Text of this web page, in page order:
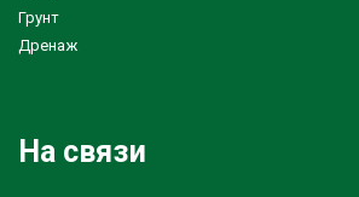
Грунт
Дренаж
На связи